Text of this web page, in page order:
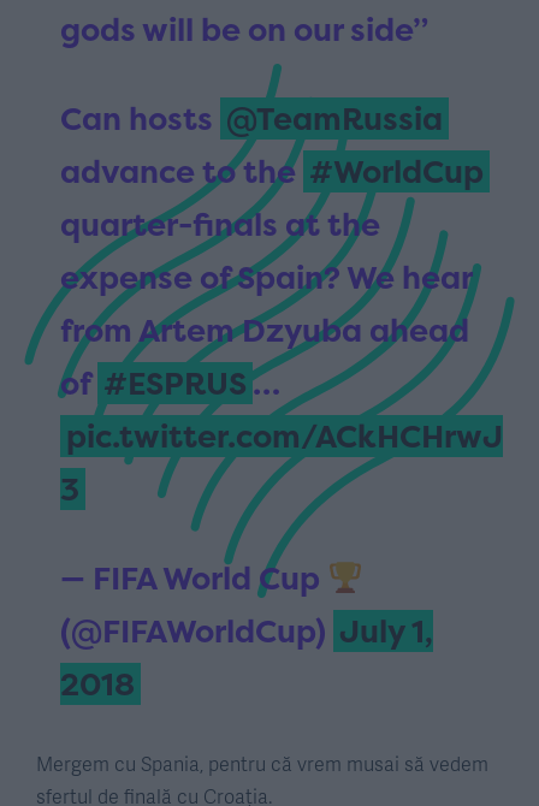
gods will be on our side”
Can hosts @TeamRussia
advance to the #WorldCup
quarter-finals at the
expense of Spain? We hear
from Artem Dzyuba ahead
of #ESPRUS…
pic.twitter.com/ACkHCHrwJ
3
— FIFA World Cup
(@FIFAWorldCup) July 1,
2018
Mergem cu Spania, pentru că vrem musai să vedem
sfertul de finală cu Croația.